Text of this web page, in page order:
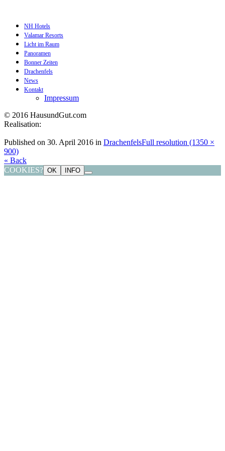
NH Hotels
Valamar Resorts
Licht im Raum
Panoramen
Bonner Zeiten
Drachenfels
News
Kontakt
Impressum
© 2016 HausundGut.com
Realisation:
Published on 30. April 2016 in DrachenfelsFull resolution (1350 ×
900)
« Back
COOKIES? OK INFO